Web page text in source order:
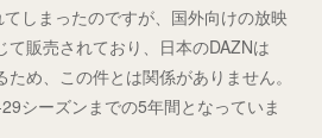
しまったのですが、国外向けの放映
販売されており、日本のDAZNは
め、この件とは関係がありません。
シーズンまでの5年間となっていま